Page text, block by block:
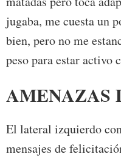
jugaba, me cuesta un
bien, pero no me
peso para estar activo
AMENAZAS
El lateral izquierdo
mensajes de